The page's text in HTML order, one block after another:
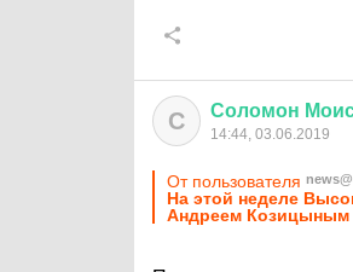
С Соломон
14:44, 03.06.2019
От пользователя
На этой неделе
Андреем Козицыным